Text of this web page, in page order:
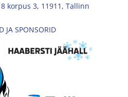
korpus 3, 11911, Tallinn
JA SPONSORID